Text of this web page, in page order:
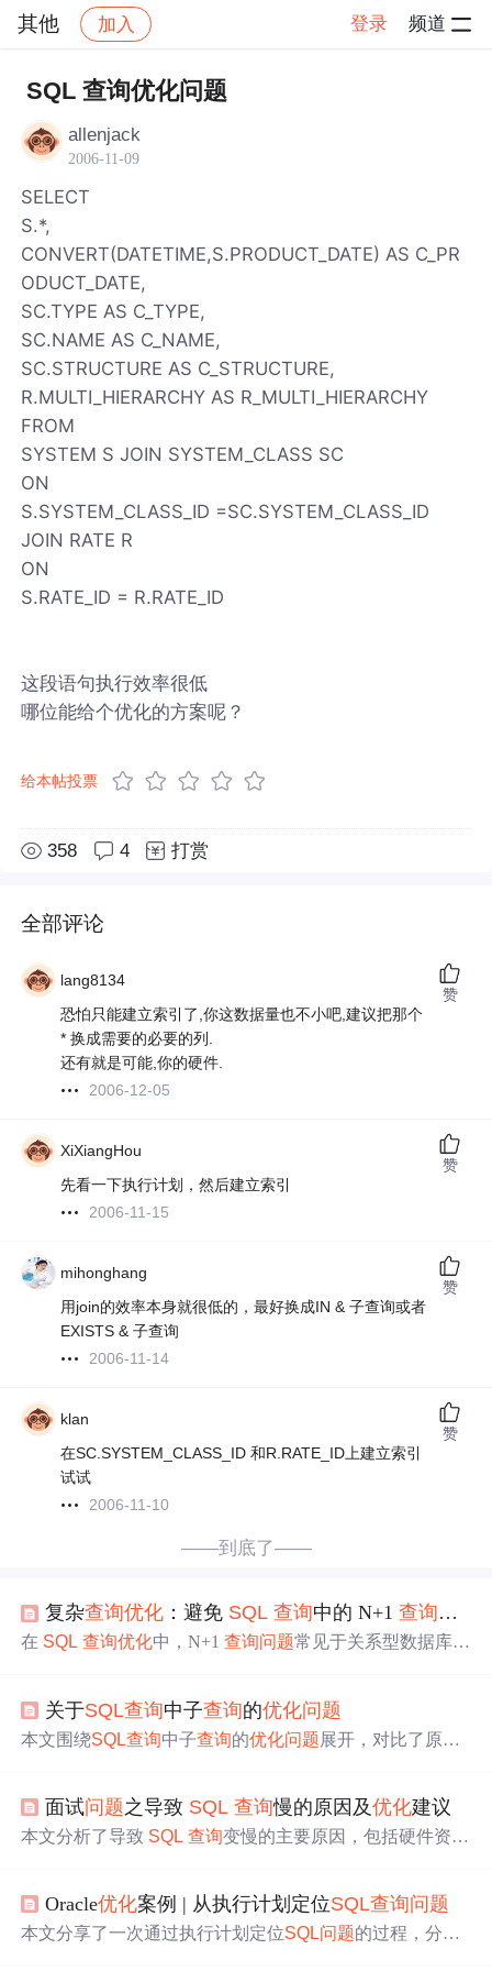
其他 加入 登录 频道
社区 其他 帖子详情
SQL 查询优化问题
allenjack
2006-11-09
SELECT
S.*,
CONVERT(DATETIME,S.PRODUCT_DATE) AS C_PR
ODUCT_DATE,
SC.TYPE AS C_TYPE,
SC.NAME AS C_NAME,
SC.STRUCTURE AS C_STRUCTURE,
R.MULTI_HIERARCHY AS R_MULTI_HIERARCHY
FROM
SYSTEM S JOIN SYSTEM_CLASS SC
ON
S.SYSTEM_CLASS_ID =SC.SYSTEM_CLASS_ID
JOIN RATE R
ON
S.RATE_ID = R.RATE_ID
这段语句执行效率很低
哪位能给个优化的方案呢？
给本帖投票
358 4 打赏
全部评论
lang8134
恐怕只能建立索引了,你这数据量也不小吧,建议把那个
* 换成需要的必要的列.
还有就是可能,你的硬件.
2006-12-05
赞
XiXiangHou
先看一下执行计划，然后建立索引
2006-11-15
赞
mihonghang
用join的效率本身就很低的，最好换成IN & 子查询或者
EXISTS & 子查询
2006-11-14
赞
klan
在SC.SYSTEM_CLASS_ID 和R.RATE_ID上建立索引
试试
2006-11-10
赞
——到底了——
复杂查询优化 ：避免 SQL 查询中的 N+1查询问题
在 SQL 查询优化中，N+1查询问题常见于关系型数据库，
句、子查询、批量查询、缓存和数据库视图等方法避免，
从而提高数据库查询性能。
关于SQL查询中子查询的优化问题
本文围绕SQL查询中子查询的优化问题展开，对比了原始
在性能上更优，还给出了深度优化技巧，并解释了开发者
常用子查询 的原因，建议数据量较大时优先用JOIN。
面试问题之导致 SQL 查询慢的原因及优化建议
本文分析了导致 SQL 查询变慢的主要原因，包括硬件资源
分库分表、调整数据库配置以及优化 SQL语句等方法，可
有效提升查询性能。
Oracle优化案例 | 从执行计划定位SQL查询问题
本文分享了一次通过执行计划定位SQL问题的过程，分析